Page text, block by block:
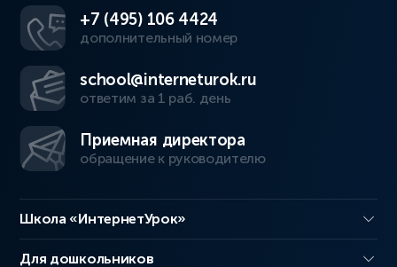
+7 (495) 106 4424
дополнительный номер
school@interneturok.ru
ответим за 1 раб. день
Приемная директора
обращение к руководителю
Школа «ИнтернетУрок»
Для дошкольников